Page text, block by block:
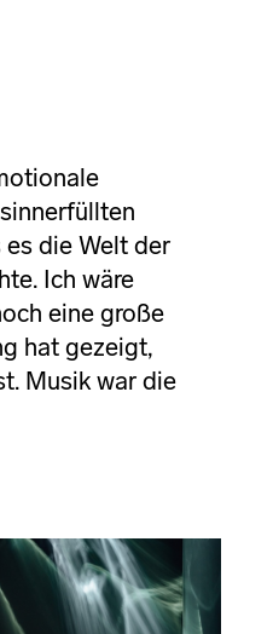
die Welt der
Ich wäre
eine große
hat gezeigt,
Musik war die